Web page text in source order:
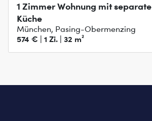
1 Zimmer Wohnung mit separate
Küche
München, Pasing-Obermenzing
574 € | 1 Zi. | 32 m²